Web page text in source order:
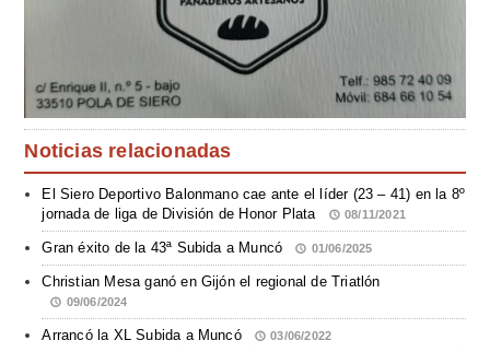
Noticias relacionadas
El Siero Deportivo Balonmano cae ante el líder (23 – 41) en la 8º
jornada de liga de División de Honor Plata
08/11/2021
Gran éxito de la 43ª Subida a Muncó 01/06/2025
Christian Mesa ganó en Gijón el regional de Triatlón
09/06/2024
Arrancó la XL Subida a Muncó 03/06/2022